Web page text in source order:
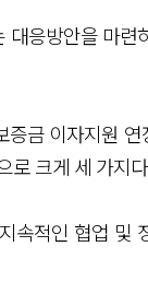
대응방안을 마련
금 이자지원
로 크게 세 가지
속적인 협업 및